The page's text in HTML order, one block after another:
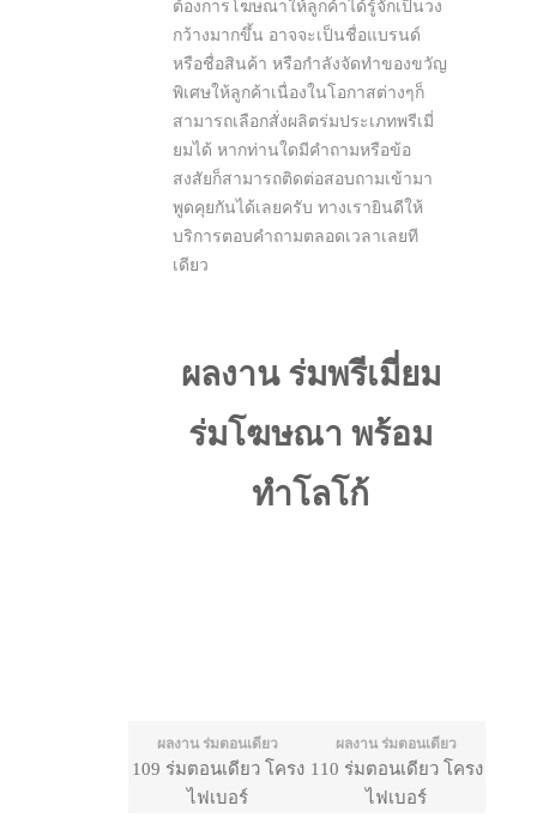
ต้องการโฆษณาให้ลูกค้าได้รู้จักเป็นวง
กว้างมากขึ้น อาจจะเป็นชื่อแบรนด์
หรือชื่อสินค้า หรือกำลังจัดทำของขวัญ
พิเศษให้ลูกค้าเนื่องในโอกาสต่างๆก็
สามารถเลือกสั่งผลิตร่มประเภทพรีเมี่
ยมได้ หากท่านใดมีคำถามหรือข้อ
สงสัยก็สามารถติดต่อสอบถามเข้ามา
พูดคุยกันได้เลยครับ ทางเรายินดีให้
บริการตอบคำถามตลอดเวลาเลยที
เดียว
ผลงาน ร่มพรีเมี่ยม
ร่มโฆษณา พร้อม
ทำโลโก้
ผลงาน ร่มตอนเดียว
109 ร่มตอนเดียว โครง
ไฟเบอร์
ผลงาน ร่มตอนเดียว
110 ร่มตอนเดียว โครง
ไฟเบอร์